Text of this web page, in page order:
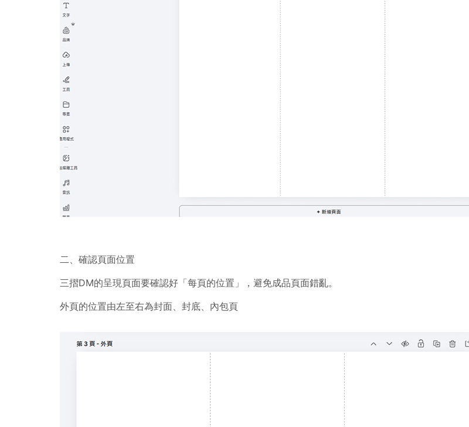
二、確認頁面位置
三摺DM的呈現頁面要確認好「每頁的位置」，避免成品頁面錯亂。
外頁的位置由左至右為封面、封底、內包頁